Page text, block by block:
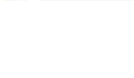
ZUM ANDENKEN DES
VATER .... MUTTER
Das Gedenkkreuz ist